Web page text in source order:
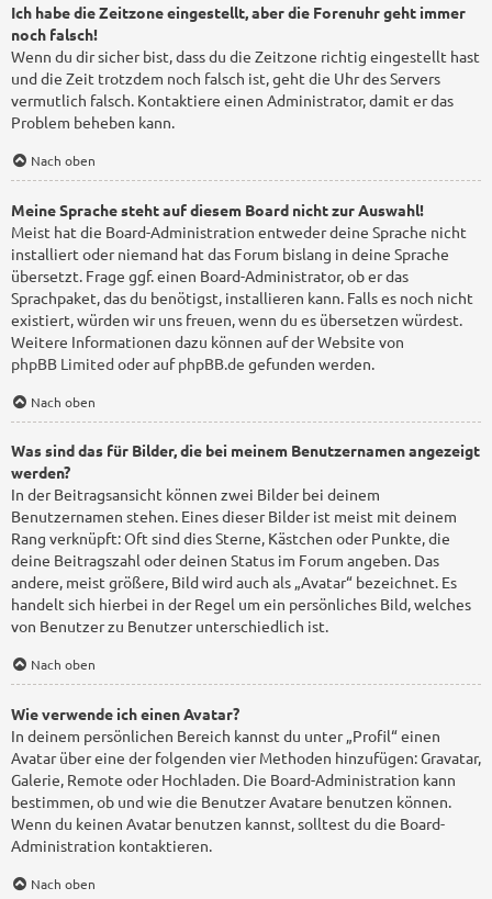
Ich habe die Zeitzone eingestellt, aber die Forenuhr geht immer
noch falsch!
Wenn du dir sicher bist, dass du die Zeitzone richtig eingestellt hast
und die Zeit trotzdem noch falsch ist, geht die Uhr des Servers
vermutlich falsch. Kontaktiere einen Administrator, damit er das
Problem beheben kann.
Nach oben
Meine Sprache steht auf diesem Board nicht zur Auswahl!
Meist hat die Board-Administration entweder deine Sprache nicht
installiert oder niemand hat das Forum bislang in deine Sprache
übersetzt. Frage ggf. einen Board-Administrator, ob er das
Sprachpaket, das du benötigst, installieren kann. Falls es noch nicht
existiert, würden wir uns freuen, wenn du es übersetzen würdest.
Weitere Informationen dazu können auf der Website von
phpBB Limited oder aufphpBB.de gefunden werden.
Nach oben
Was sind das für Bilder, die bei meinem Benutzernamen angezeigt
werden?
In der Beitragsansicht können zwei Bilder bei deinem
Benutzernamen stehen. Eines dieser Bilder ist meist mit deinem
Rang verknüpft: Oft sind dies Sterne, Kästchen oder Punkte, die
deine Beitragszahl oder deinen Status im Forum angeben. Das
andere, meist größere, Bild wird auch als „Avatar“ bezeichnet. Es
handelt sich hierbei in der Regel um ein persönliches Bild, welches
von Benutzer zu Benutzer unterschiedlich ist.
Nach oben
Wie verwende ich einen Avatar?
In deinem persönlichen Bereich kannst du unter „Profil“ einen
Avatar über eine der folgenden vier Methoden hinzufügen: Gravatar,
Galerie, Remote oder Hochladen. Die Board-Administration kann
bestimmen, ob und wie die Benutzer Avatare benutzen können.
Wenn du keinen Avatar benutzen kannst, solltest du die Board-
Administration kontaktieren.
Nach oben